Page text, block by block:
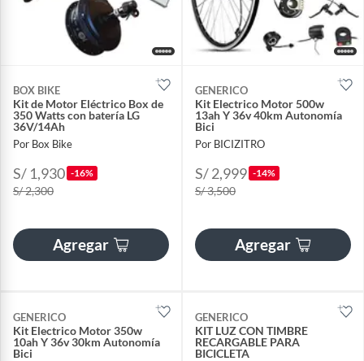
BOX BIKE
Kit de Motor Eléctrico Box de
350 Watts con batería LG
36V/14Ah
Por Box Bike
S/ 1,930 -16%
S/ 2,300
Agregar
GENERICO
Kit Electrico Motor 500w
13ah Y 36v 40km Autonomía
Bici
Por BICIZITRO
S/ 2,999 -14%
S/ 3,500
Agregar
GENERICO
Kit Electrico Motor 350w
10ah Y 36v 30km Autonomía
Bici
GENERICO
KIT LUZ CON TIMBRE
RECARGABLE PARA
BICICLETA